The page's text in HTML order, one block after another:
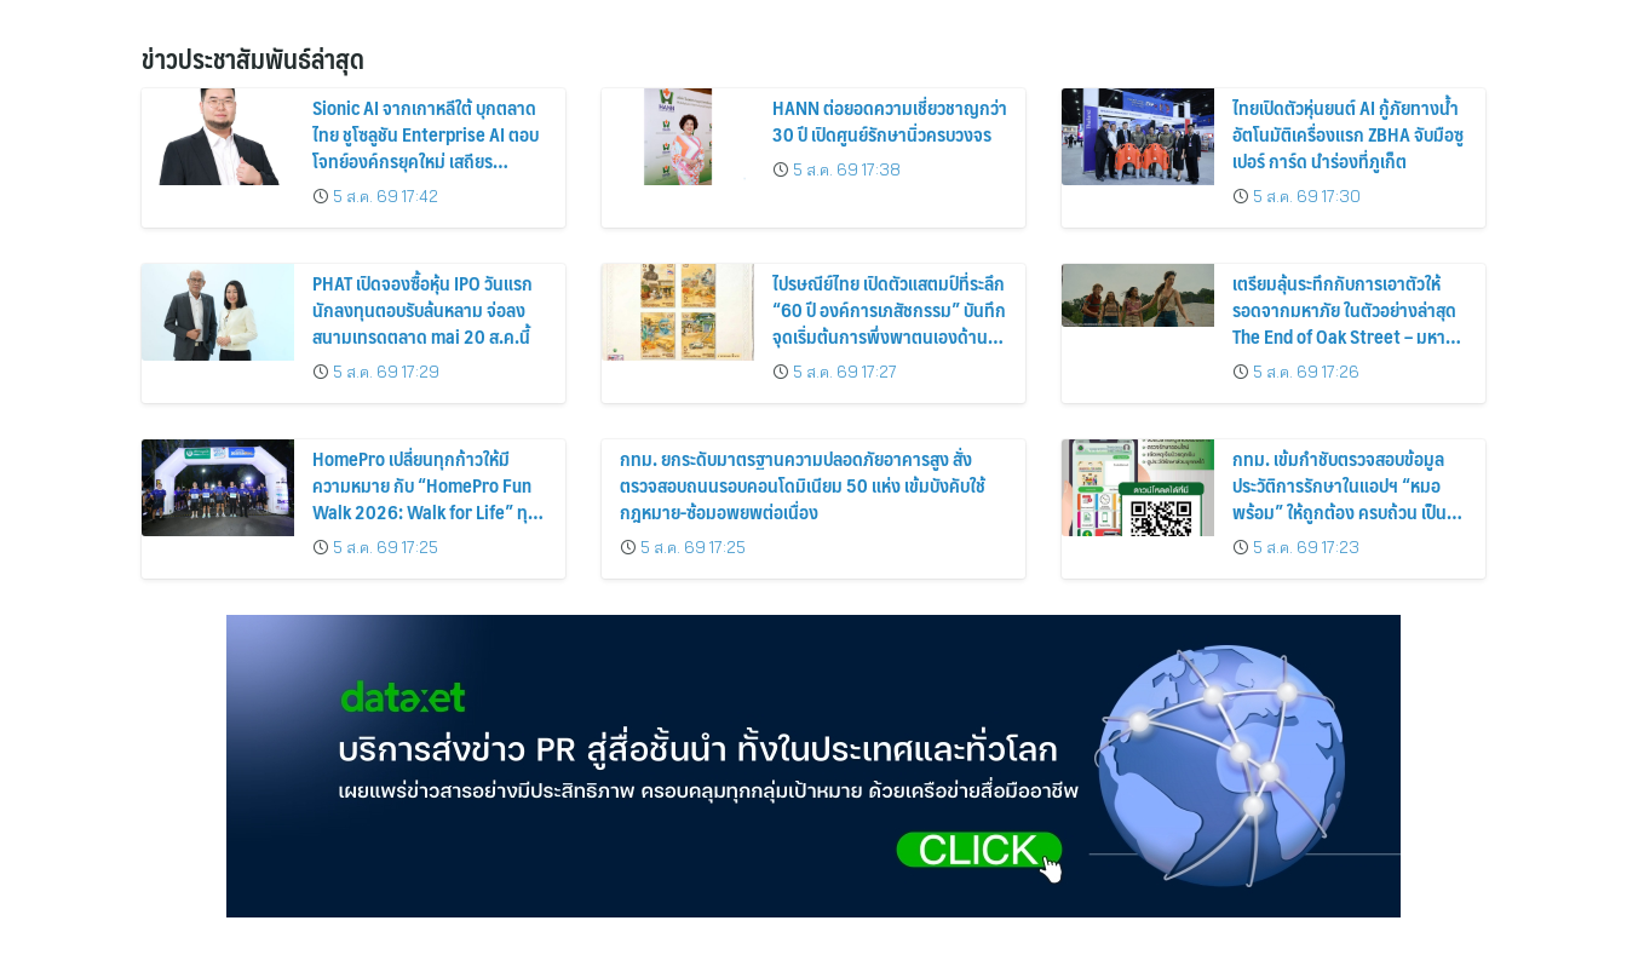
ข่าวประชาสัมพันธ์ล่าสุด
Sionic AI จากเกาหลีใต้ บุกตลาด
ไทย ชูโซลูชัน Enterprise AI ตอบ
โจทย์องค์กรยุคใหม่ เสถียร
ปลอดภัย และใช้งานได้จริง
5 ส.ค. 69 17:42
HANN ต่อยอดความเชี่ยวชาญกว่า
30 ปี เปิดศูนย์รักษานิ่วครบวงจร
5 ส.ค. 69 17:38
ไทยเปิดตัวหุ่นยนต์ AI กู้ภัยทางน้ำ
อัตโนมัติเครื่องแรก ZBHA จับมือซู
เปอร์ การ์ด นำร่องที่ภูเก็ต
5 ส.ค. 69 17:30
PHAT เปิดจองซื้อหุ้น IPO วันแรก
นักลงทุนตอบรับล้นหลาม จ่อลง
สนามเทรดตลาด mai 20 ส.ค.นี้
5 ส.ค. 69 17:29
ไปรษณีย์ไทย เปิดตัวแสตมป์ที่ระลึก
“60 ปี องค์การเภสัชกรรม” บันทึก
จุดเริ่มต้นการพึ่งพาตนเองด้านยา
ของไทย สู่ 6 ทศวรรษแห่งการ
พัฒนาสุขภาพคนไทย
5 ส.ค. 69 17:27
เตรียมลุ้นระทึกกับการเอาตัวให้
รอดจากมหาภัย ในตัวอย่างล่าสุด
The End of Oak Street – มหาภัย
สุดถนนโอ๊ค
5 ส.ค. 69 17:26
HomePro เปลี่ยนทุกก้าวให้มี
ความหมาย กับ “HomePro Fun
Walk 2026: Walk for Life” ทุก
ก้าวที่เดิน… คือโอกาสแห่งการมี
ชีวิต
5 ส.ค. 69 17:25
กทม. ยกระดับมาตรฐานความปลอดภัยอาคารสูง สั่ง
ตรวจสอบถนนรอบคอนโดมิเนียม 50 แห่ง เข้มบังคับใช้
กฎหมาย-ซ้อมอพยพต่อเนื่อง
5 ส.ค. 69 17:25
กทม. เข้มกำชับตรวจสอบข้อมูล
ประวัติการรักษาในแอปฯ “หมอ
พร้อม” ให้ถูกต้อง ครบถ้วน เป็น
ปัจจุบันป้องกันสวมสิทธิการรักษา
5 ส.ค. 69 17:23